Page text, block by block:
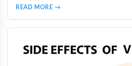
READ MORE →